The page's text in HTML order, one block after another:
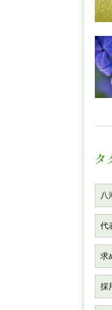
タ
八
代
求
採